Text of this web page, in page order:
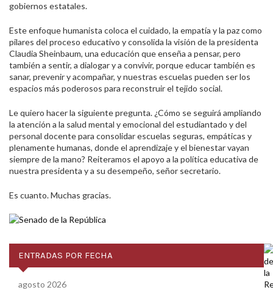
gobiernos estatales.
Este enfoque humanista coloca el cuidado, la empatía y la paz como
pilares del proceso educativo y consolida la visión de la presidenta
Claudia Sheinbaum, una educación que enseña a pensar, pero
también a sentir, a dialogar y a convivir, porque educar también es
sanar, prevenir y acompañar, y nuestras escuelas pueden ser los
espacios más poderosos para reconstruir el tejido social.
Le quiero hacer la siguiente pregunta. ¿Cómo se seguirá ampliando
la atención a la salud mental y emocional del estudiantado y del
personal docente para consolidar escuelas seguras, empáticas y
plenamente humanas, donde el aprendizaje y el bienestar vayan
siempre de la mano? Reiteramos el apoyo a la política educativa de
nuestra presidenta y a su desempeño, señor secretario.
Es cuanto. Muchas gracias.
ENTRADAS POR FECHA
agosto 2026